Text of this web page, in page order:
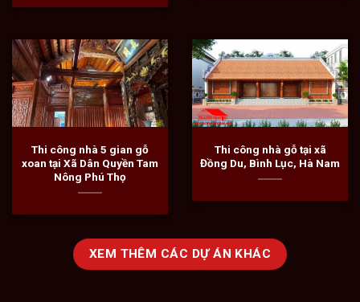
Thi công nhà 5 gian gỗ
xoan tại Xã Dân Quyền Tam
Nông Phú Thọ
Thi công nhà gỗ tại xã
Đồng Du, Bình Lục, Hà Nam
XEM THÊM CÁC DỰ ÁN KHÁC